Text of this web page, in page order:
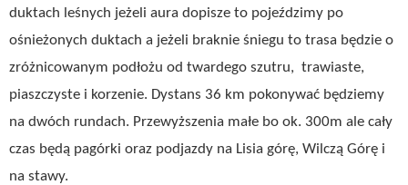
duktach leśnych jeżeli aura dopisze to pojeździmy po
ośnieżonych duktach a jeżeli braknie śniegu to trasa będzie o
zróżnicowanym podłożu od twardego szutru, trawiaste,
piaszczyste i korzenie. Dystans 36 km pokonywać będziemy
na dwóch rundach. Przewyższenia małe bo ok. 300m ale cały
czas będą pagórki oraz podjazdy na Lisia górę, Wilczą Górę i
na stawy.